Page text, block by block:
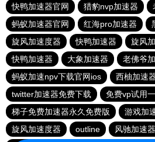
快鸭加速器官网
猎豹nvp加速器
蚂蚁加速器官网
红海pro加速器
旋风加速度器
快鸭加速器 旋风
快鸭加速器
大象加速器 老佛爷
蚂蚁加速npv下载官网ios
西柚加速
twitter加速器免费下载
免费vp试用
梯子免费加速器永久免费版
游戏加
旋风加速度器
outline 风驰加速